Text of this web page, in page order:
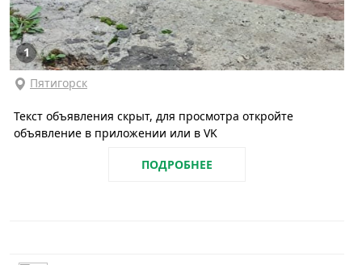
1
Пятигорск
Текст объявления скрыт, для просмотра откройте
объявление в приложении или в VK
ПОДРОБНЕЕ